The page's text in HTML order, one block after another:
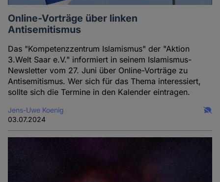
Online-Vorträge über linken
Antisemitismus
Das "Kompetenzzentrum Islamismus" der "Aktion
3.Welt Saar e.V." informiert in seinem Islamismus-
Newsletter vom 27. Juni über Online-Vorträge zu
Antisemitismus. Wer sich für das Thema interessiert,
sollte sich die Termine in den Kalender eintragen.
Jens-Uwe Koenig
03.07.2024